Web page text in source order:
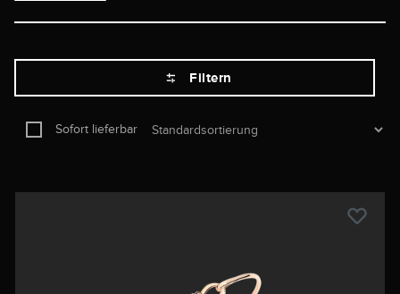
Filtern
Sofort lieferbar